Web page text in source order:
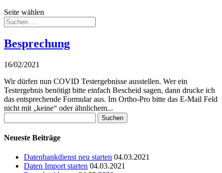
Seite wählen
Besprechung
16/02/2021
Wir dürfen nun COVID Testergebnisse ausstellen. Wer ein
Testergebnis benötigt bitte einfach Bescheid sagen, dann drucke ich
das entsprechende Formular aus. Im Ortho-Pro bitte das E-Mail Feld
nicht mit „keine“ oder ähnlichem...
nach:
Neueste Beiträge
Datenbankdienst neu starten 04.03.2021
Daten Import starten 04.03.2021